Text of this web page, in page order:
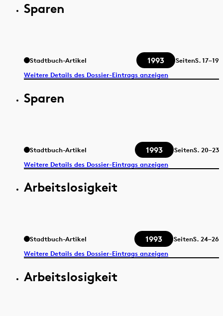
Sparen
Stadtbuch-Artikel 1993 SeitenS.17–19
Weitere Details des Dossier-Eintrags anzeigen
Sparen
Stadtbuch-Artikel 1993 SeitenS. 20–23
Weitere Details des Dossier-Eintrags anzeigen
Arbeitslosigkeit
Stadtbuch-Artikel 1993 SeitenS. 24–26
Weitere Details des Dossier-Eintrags anzeigen
Arbeitslosigkeit